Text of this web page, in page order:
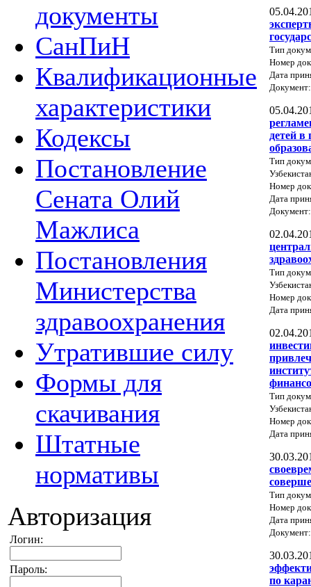
документы
СанПиН
Квалификационные
характеристики
Кодексы
Постановление
Сената Олий
Мажлиса
Постановления
Министерства
здравоохранения
Утратившие силу
Формы для
скачивания
Штатные
нормативы
Авторизация
Логин:
Пароль:
Тип
Номер
Дата
детей в
Тип
Номер
Дата
Тип
Номер
Дата
Тип
Номер
Дата
Тип
Номер
Дата
по